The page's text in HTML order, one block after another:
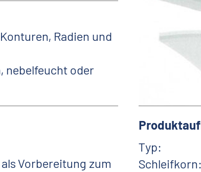
Radien und
nebelfeucht oder
Vorbereitung zum
Typ:
Schleifkorn: